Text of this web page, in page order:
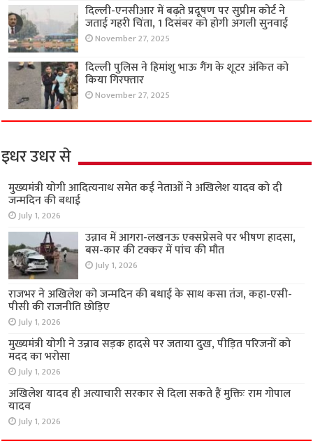
दिल्ली-एनसीआर में बढ़ते प्रदूषण पर सुप्रीम कोर्ट ने
जताई गहरी चिंता, 1 दिसंबर को होगी अगली सुनवाई
November 27, 2025
दिल्ली पुलिस ने हिमांशु भाऊ गैंग के शूटर अंकित को
किया गिरफ्तार
November 27, 2025
इधर उधर से
मुख्यमंत्री योगी आदित्यनाथ समेत कई नेताओं ने अखिलेश यादव को दी
जन्मदिन की बधाई
July 1, 2026
उन्नाव में आगरा-लखनऊ एक्सप्रेसवे पर भीषण हादसा,
बस-कार की टक्कर में पांच की मौत
July 1, 2026
राजभर ने अखिलेश को जन्मदिन की बधाई के साथ कसा तंज, कहा-एसी-
पीसी की राजनीति छोड़िए
July 1, 2026
मुख्यमंत्री योगी ने उन्नाव सड़क हादसे पर जताया दुख, पीड़ित परिजनों को
मदद का भरोसा
July 1, 2026
अखिलेश यादव ही अत्याचारी सरकार से दिला सकते हैं मुक्तिः राम गोपाल
यादव
July 1, 2026